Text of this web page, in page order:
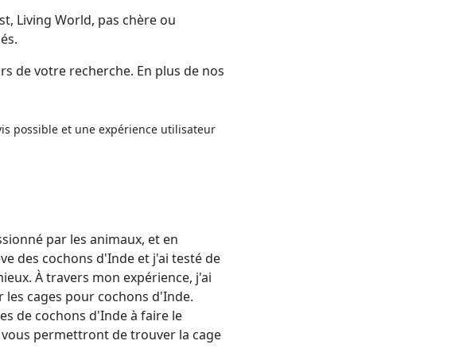
Living World, pas chère ou
de votre recherche. En plus de nos
possible et une expérience utilisateur
par les animaux, et en
des cochons d'Inde et j'ai testé de
À travers mon expérience, j'ai
cages pour cochons d'Inde.
de cochons d'Inde à faire le
permettront de trouver la cage